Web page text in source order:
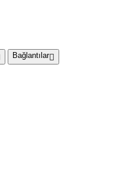
Bağlantılar